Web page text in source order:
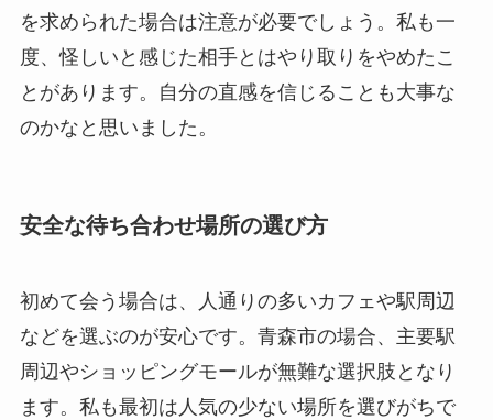
を求められた場合は注意が必要でしょう。私も一
度、怪しいと感じた相手とはやり取りをやめたこ
とがあります。自分の直感を信じることも大事な
のかなと思いました。
安全な待ち合わせ場所の選び方
初めて会う場合は、人通りの多いカフェや駅周辺
などを選ぶのが安心です。青森市の場合、主要駅
周辺やショッピングモールが無難な選択肢となり
ます。私も最初は人気の少ない場所を選びがちで